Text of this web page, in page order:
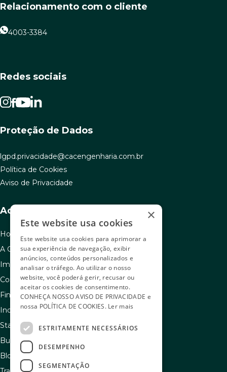
Relacionamento com o cliente
4003-3384
Redes sociais
Proteção de Dados
lgpd.privacidade@cacengenharia.com.br
Política de Cookies
Aviso de Privacidade
Acesso rápido
Home
A C.A.C
Imóveis à venda
Como usar seu FGTS
Financiamento
Indique e ganhe
Stand de vendas
Buscador de sonhos
Blog
×
Este website usa cookies
Este website usa cookies para aprimorar a
sua experiência de navegação, exibir
anúncios, conteúdos personalizados e
analisar o tráfego. Ao utilizar o nosso
website, você poderá gerir, recusar ou
aceitar os cookies de consentimento.
CONHEÇA NOSSOAVISO DE PRIVACIDADE e
nossa POLÍTICA DE COOKIES. Ler mais
ESTRITAMENTE NECESSÁRIOS
DESEMPENHO
SEGMENTAÇÃO